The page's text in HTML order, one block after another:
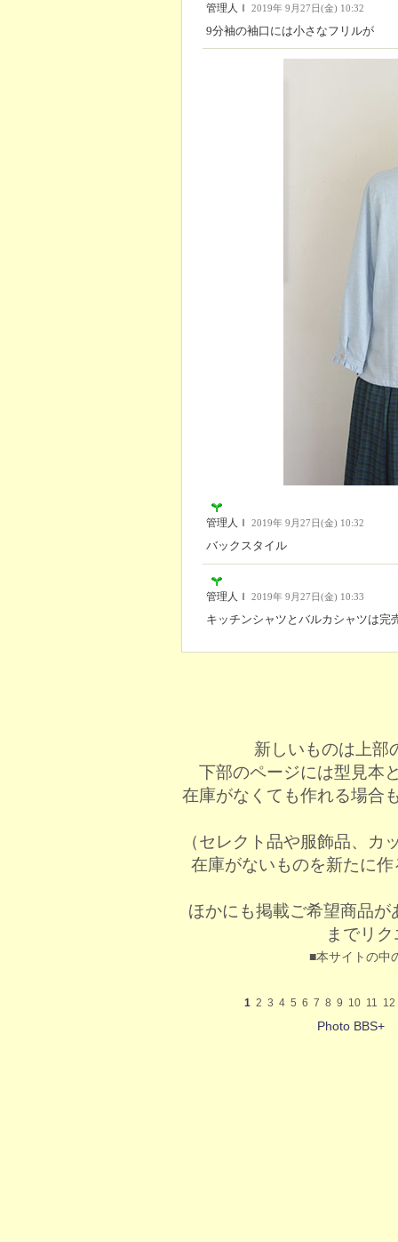
管理人Ｉ 2019年 9月27日(金) 10:32
9分袖の袖口には小さなフリルが
管理人Ｉ 2019年 9月27日(金) 10:32
バックスタイル
管理人Ｉ 2019年 9月27日(金) 10:33
キッチンシャツとバルカシャツは完
新しいものは上部
下部のページには型見本
在庫がなくても作れる場合
（セレクト品や服飾品、
在庫がないものを新たに
ほかにも掲載ご希望商品が
までリ
■本サイトの中
1 2 3 4 5 6 7 8 9 10 11 12
Photo BBS+